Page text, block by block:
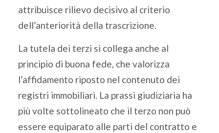
attribuisce rilievo decisivo al criterio
dell’anteriorità della trascrizione.
La tutela dei terzi si collega anche al
principio di buona fede, che valorizza
l’affidamento riposto nel contenuto dei
registri immobiliari. La prassi giudiziaria ha
più volte sottolineato che il terzo non può
essere equiparato alle parti del contratto e